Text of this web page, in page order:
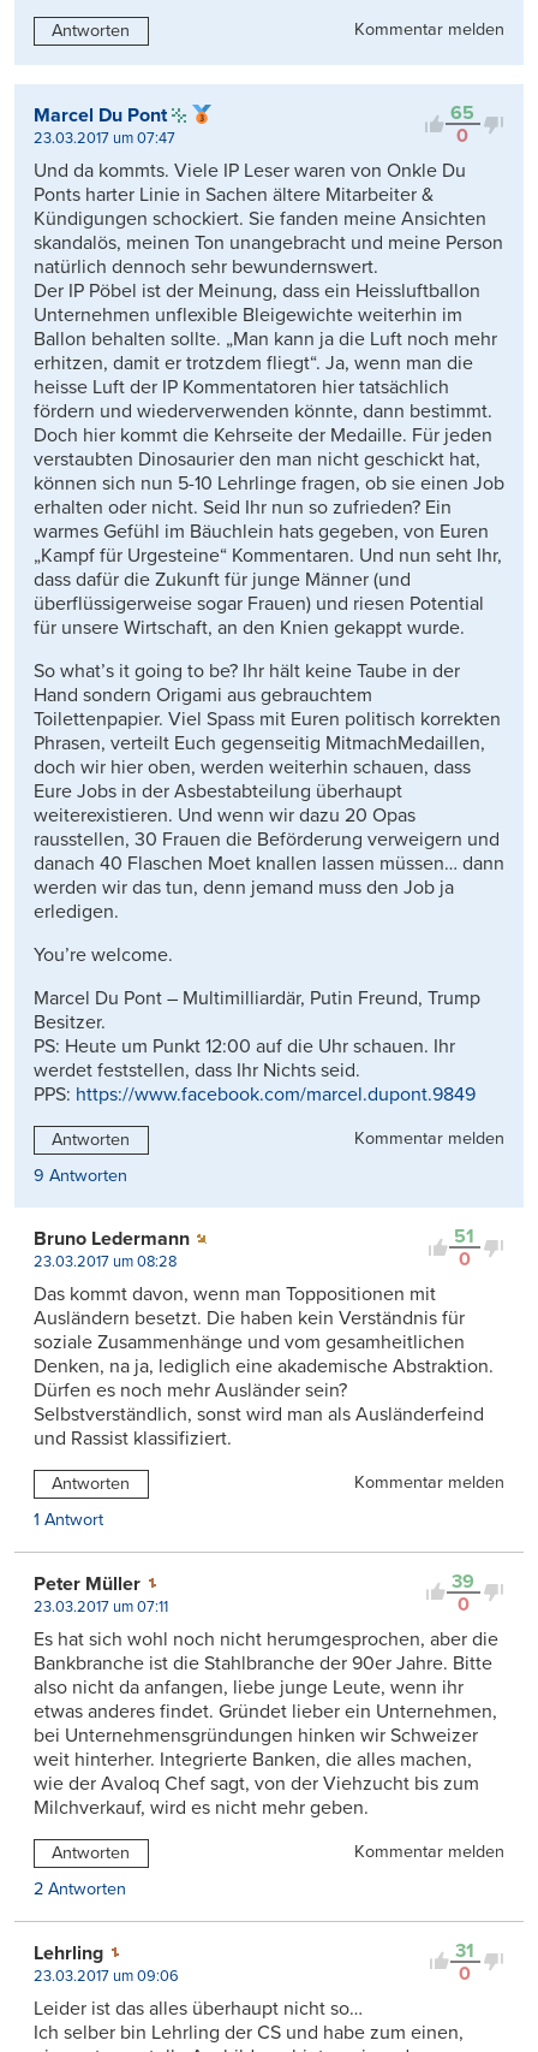
Antworten Kommentar melden
65
0
Marcel Du Pont
23.03.2017 um 07:47
Und da kommts. Viele IP Leser waren von Onkle Du
Ponts harter Linie in Sachen ältere Mitarbeiter &
Kündigungen schockiert. Sie fanden meine Ansichten
skandalös, meinen Ton unangebracht und meine Person
natürlich dennoch sehr bewundernswert.
Der IP Pöbel ist der Meinung, dass ein Heissluftballon
Unternehmen unflexible Bleigewichte weiterhin im
Ballon behalten sollte. „Man kann ja die Luft noch mehr
erhitzen, damit er trotzdem fliegt“. Ja, wenn man die
heisse Luft der IP Kommentatoren hier tatsächlich
fördern und wiederverwenden könnte, dann bestimmt.
Doch hier kommt die Kehrseite der Medaille. Für jeden
verstaubten Dinosaurier den man nicht geschickt hat,
können sich nun 5-10 Lehrlinge fragen, ob sie einen Job
erhalten oder nicht. Seid Ihr nun so zufrieden? Ein
warmes Gefühl im Bäuchlein hats gegeben, von Euren
„Kampf für Urgesteine“ Kommentaren. Und nun seht Ihr,
dass dafür die Zukunft für junge Männer (und
überflüssigerweise sogar Frauen) und riesen Potential
für unsere Wirtschaft, an den Knien gekappt wurde.
So what’s it going to be? Ihr hält keine Taube in der
Hand sondern Origami aus gebrauchtem
Toilettenpapier. Viel Spass mit Euren politisch korrekten
Phrasen, verteilt Euch gegenseitig MitmachMedaillen,
doch wir hier oben, werden weiterhin schauen, dass
Eure Jobs in der Asbestabteilung überhaupt
weiterexistieren. Und wenn wir dazu 20 Opas
rausstellen, 30 Frauen die Beförderung verweigern und
danach 40 Flaschen Moet knallen lassen müssen… dann
werden wir das tun, denn jemand muss den Job ja
erledigen.
You’re welcome.
Marcel Du Pont – Multimilliardär, Putin Freund, Trump
Besitzer.
PS: Heute um Punkt 12:00 auf die Uhr schauen. Ihr
werdet feststellen, dass Ihr Nichts seid.
PPS: https://www.facebook.com/marcel.dupont.9849
Antworten
Kommentar melden
9 Antworten
51
0
Bruno Ledermann
23.03.2017 um 08:28
Das kommt davon, wenn man Toppositionen mit
Ausländern besetzt. Die haben kein Verständnis für
soziale Zusammenhänge und vom gesamheitlichen
Denken, na ja, lediglich eine akademische Abstraktion.
Dürfen es noch mehr Ausländer sein?
Selbstverständlich, sonst wird man als Ausländerfeind
und Rassist klassifiziert.
Antworten
Kommentar melden
1 Antwort
39
0
Peter Müller
23.03.2017 um 07:11
Es hat sich wohl noch nicht herumgesprochen, aber die
Bankbranche ist die Stahlbranche der 90er Jahre. Bitte
also nicht da anfangen, liebe junge Leute, wenn ihr
etwas anderes findet. Gründet lieber ein Unternehmen,
bei Unternehmensgründungen hinken wir Schweizer
weit hinterher. Integrierte Banken, die alles machen,
wie der Avaloq Chef sagt, von der Viehzucht bis zum
Milchverkauf, wird es nicht mehr geben.
Antworten
Kommentar melden
2 Antworten
31
0
Lehrling
23.03.2017 um 09:06
Leider ist das alles überhaupt nicht so…
Ich selber bin Lehrling der CS und habe zum einen,